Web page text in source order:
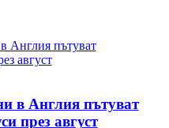
в Англия пътуват
през август